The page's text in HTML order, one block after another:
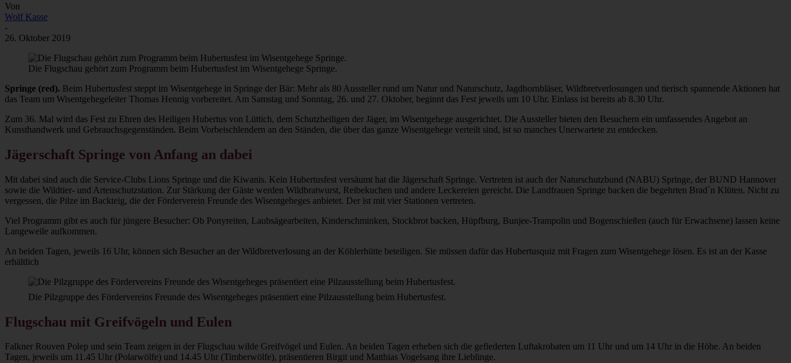
Von
Wolf Kasse
-
26. Oktober 2019
Die Flugschau gehört zum Programm beim Hubertusfest im Wisentgehege Springe.
Springe (red). Beim Hubertusfest steppt im Wisentgehege in Springe der Bär: Mehr als 80 Aussteller rund um Natur und Naturschutz, Jagdhornbläser, Wildbretverlosungen und tierisch spannende Aktionen hat
das Team um Wisentgehegeleiter Thomas Hennig vorbereitet. Am Samstag und Sonntag, 26. und 27. Oktober, beginnt das Fest jeweils um 10 Uhr. Einlass ist bereits ab 8.30 Uhr.
Zum 36. Mal wird das Fest zu Ehren des Heiligen Hubertus von Lüttich, dem Schutzheiligen der Jäger, im Wisentgehege ausgerichtet. Die Aussteller bieten den Besuchern ein umfassendes Angebot an
Kunsthandwerk und Gebrauchsgegenständen. Beim Vorbeischlendern an den Ständen, die über das ganze Wisentgehege verteilt sind, ist so manches Unerwartete zu entdecken.
Jägerschaft Springe von Anfang an dabei
Mit dabei sind auch die Service-Clubs Lions Springe und die Kiwanis. Kein Hubertusfest versäumt hat die Jägerschaft Springe. Vertreten ist auch der Naturschutzbund (NABU) Springe, der BUND Hannover
sowie die Wildtier- und Artenschutzstation. Zur Stärkung der Gäste werden Wildbratwurst, Reibekuchen und andere Leckereien gereicht. Die Landfrauen Springe backen die begehrten Brad´n Klüten. Nicht zu
vergessen, die Pilze im Backteig, die der Förderverein Freunde des Wisentgeheges anbietet. Der ist mit vier Stationen vertreten.
Viel Programm gibt es auch für jüngere Besucher: Ob Ponyreiten, Laubsägearbeiten, Kinderschminken, Stockbrot backen, Hüpfburg, Bunjee-Trampolin und Bogenschießen (auch für Erwachsene) lassen keine
Langeweile aufkommen.
An beiden Tagen, jeweils 16 Uhr, können sich Besucher an der Wildbretverlosung an der Köhlerhütte beteiligen. Sie müssen dafür das Hubertusquiz mit Fragen zum Wisentgehege lösen. Es ist an der Kasse
erhältlich
Die Pilzgruppe des Fördervereins Freunde des Wisentgeheges präsentiert eine Pilzausstellung beim Hubertusfest.
Flugschau mit Greifvögeln und Eulen
Falkner Rouven Polep und sein Team zeigen in der Flugschau wilde Greifvögel und Eulen. An beiden Tagen erheben sich die gefiederten Luftakrobaten um 11 Uhr und um 14 Uhr in die Höhe. An beiden
Tagen, jeweils um 11.45 Uhr (Polarwölfe) und 14.45 Uhr (Timberwölfe), präsentieren Birgit und Matthias Vogelsang ihre Lieblinge.